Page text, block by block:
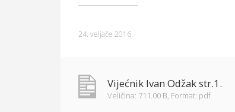
24. veljače 2016.
Vijećnik Ivan Odžak str.1.
Veličina: 711.00 B, Format: pdf